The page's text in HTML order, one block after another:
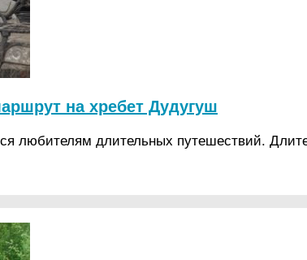
на хребет Дудугуш
любителям длительных путешествий.